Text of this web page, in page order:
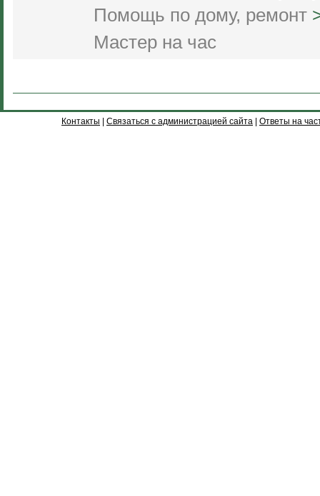
Помощь по дому, ремонт
Мастер на час
Контакты Связаться с администрацией сайта Ответы на